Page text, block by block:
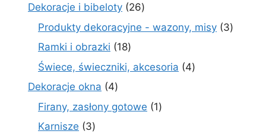
Dekoracje i bibeloty 2626
Produkty dekoracyjne - wazony, misy 33
Ramki i obrazki 1818
produktów
Świece, świeczniki, akcesoria 44
Dekoracje okna 44
produkty
Firany, zasłony gotowe 11
Karnisze 33